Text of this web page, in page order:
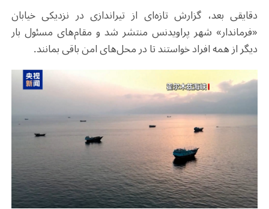
دقایقی بعد، گزارش تازه‌ای از تیراندازی در نزدیکی خیابان
«فرماندار» شهر پراویدنس منتشر شد و مقام‌های مسئول بار
دیگر از همه افراد خواستند تا در محل‌های امن باقی بمانند.